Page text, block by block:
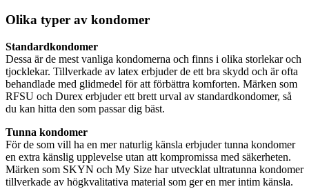
Olika typer av kondomer
Standardkondomer
Dessa är de mest vanliga kondomerna och finns i olika storlekar och
tjocklekar. Tillverkade av latex erbjuder de ett bra skydd och är ofta
behandlade med glidmedel för att förbättra komforten. Märken som
RFSU och Durex erbjuder ett brett urval av standardkondomer, så
du kan hitta den som passar dig bäst.
Tunna kondomer
För de som vill ha en mer naturlig känsla erbjuder tunna kondomer
en extra känslig upplevelse utan att kompromissa med säkerheten.
Märken som SKYN och My Size har utvecklat ultratunna kondomer
tillverkade av högkvalitativa material som ger en mer intim känsla.